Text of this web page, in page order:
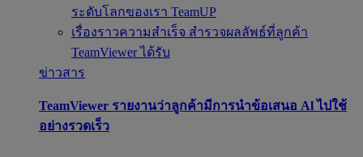
ระดับโลกของเรา TeamUP
เรื่องราวความสำเร็จ สำรวจผลลัพธ์ที่ลูกค้า
TeamViewer ได้รับ
ข่าวสาร
TeamViewer รายงานว่าลูกค้ามีการนำข้อเสนอ Al ไปใช้
อย่างรวดเร็ว